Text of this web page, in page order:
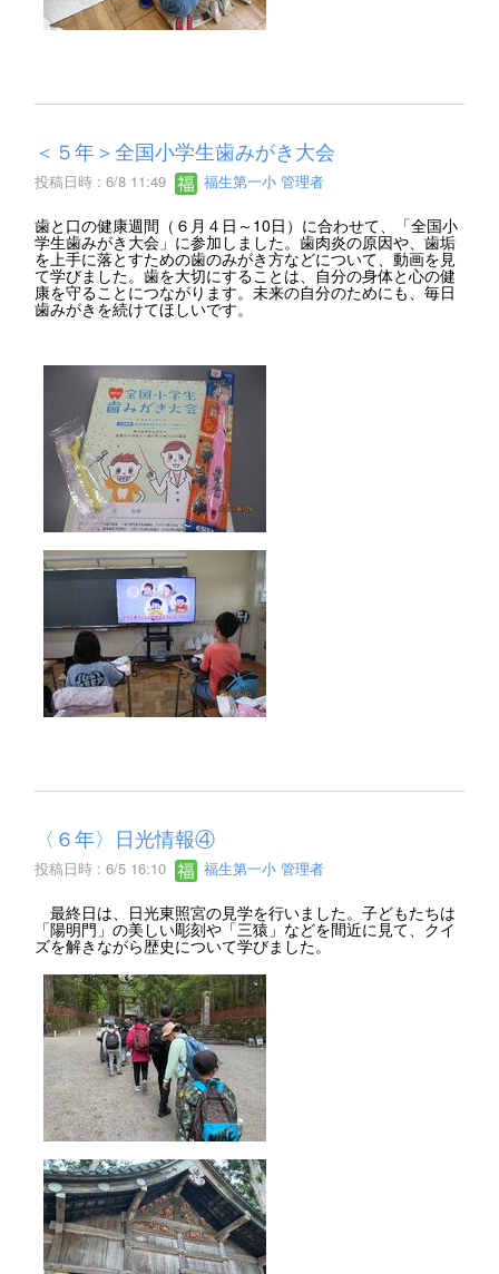
＜５年＞全国小学生歯みがき大会
投稿日時 : 6/8 11:49 福生第一小 管理者
歯と口の健康週間（６月４日～10日）に合わせて、「全国小
学生歯みがき大会」に参加しました。歯肉炎の原因や、歯垢
を上手に落とすための歯のみがき方などについて、動画を見
て学びました。歯を大切にすることは、自分の身体と心の健
康を守ることにつながります。未来の自分のためにも、毎日
歯みがきを続けてほしいです。
〈６年〉日光情報④
投稿日時 : 6/5 16:10 福生第一小 管理者
最終日は、日光東照宮の見学を行いました。子どもたちは
「陽明門」の美しい彫刻や「三猿」などを間近に見て、クイ
ズを解きながら歴史について学びました。